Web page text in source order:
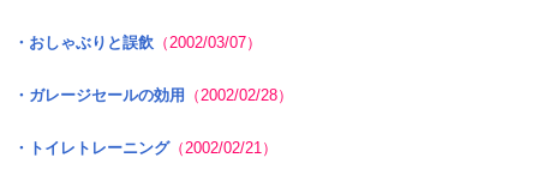
・おしゃぶりと誤飲（2002/03/07）
・ガレージセールの効用 （2002/02/28）
・トイレトレーニング（2002/02/21）